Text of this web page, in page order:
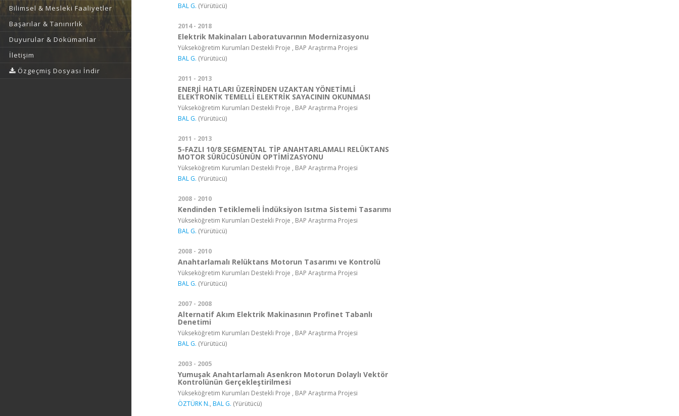
Bilimsel & Mesleki Faaliyetler
Başarılar & Tanınırlık
Duyurular & Dokümanlar
İletişim
Özgeçmiş Dosyası İndir
BAL G. (Yürütücü)
2014 - 2018
Elektrik Makinaları Laboratuvarının Modernizasyonu
Yükseköğretim Kurumları Destekli Proje , BAP Araştırma Projesi
BAL G. (Yürütücü)
2011 - 2013
ENERJİ HATLARI ÜZERİNDEN UZAKTAN YÖNETİMLİ
ELEKTRONİK TEMELLİ ELEKTRİK SAYACININ OKUNMASI
Yükseköğretim Kurumları Destekli Proje , BAP Araştırma Projesi
BAL G. (Yürütücü)
2011 - 2013
5-FAZLI 10/8 SEGMENTAL TİP ANAHTARLAMALI RELÜKTANS
MOTOR SÜRÜCÜSÜNÜN OPTİMİZASYONU
Yükseköğretim Kurumları Destekli Proje , BAP Araştırma Projesi
BAL G. (Yürütücü)
2008 - 2010
Kendinden Tetiklemeli İndüksiyon Isıtma Sistemi Tasarımı
Yükseköğretim Kurumları Destekli Proje , BAP Araştırma Projesi
BAL G. (Yürütücü)
2008 - 2010
Anahtarlamalı Relüktans Motorun Tasarımı ve Kontrolü
Yükseköğretim Kurumları Destekli Proje , BAP Araştırma Projesi
BAL G. (Yürütücü)
2007 - 2008
Alternatif Akım Elektrik Makinasının Profinet Tabanlı
Denetimi
Yükseköğretim Kurumları Destekli Proje , BAP Araştırma Projesi
BAL G. (Yürütücü)
2003 - 2005
Yumuşak Anahtarlamalı Asenkron Motorun Dolaylı Vektör
Kontrolünün Gerçekleştirilmesi
Yükseköğretim Kurumları Destekli Proje , BAP Araştırma Projesi
ÖZTÜRK N., BAL G. (Yürütücü)